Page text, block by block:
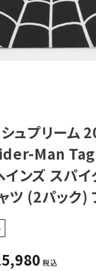
リーブ
ー
ック
ュプリーム
Man
ンズ スパイ
ツ (2パック)
税込